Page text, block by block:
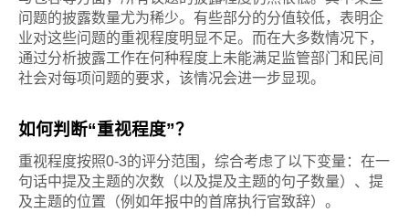
问题的披露数量尤为稀少。有些部分的分值较低，表明企
业对这些问题的重视程度明显不足。而在大多数情况下，
通过分析披露工作在何种程度上未能满足监管部门和民间
社会对每项问题的要求，该情况会进一步显现。
如何判断“重视程度”？
重视程度按照0-3的评分范围，综合考虑了以下变量：在一
句话中提及主题的次数（以及提及主题的句子数量）、提
及主题的位置（例如年报中的首席执行官致辞）。